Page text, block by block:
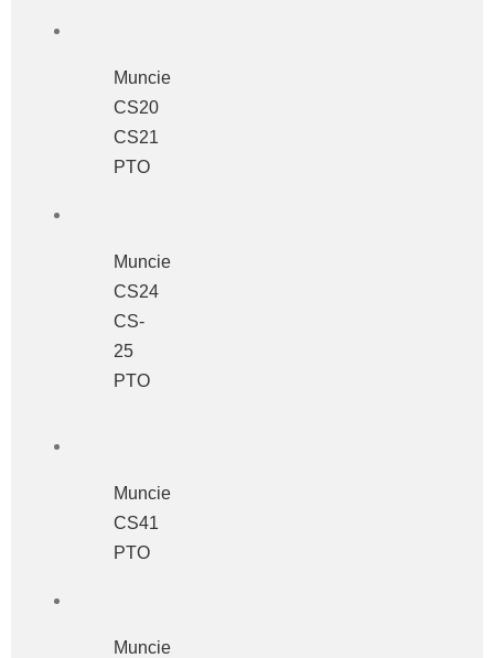
Muncie
CS20
CS21
PTO
Muncie
CS24
CS-
25
PTO
Muncie
CS41
PTO
Muncie